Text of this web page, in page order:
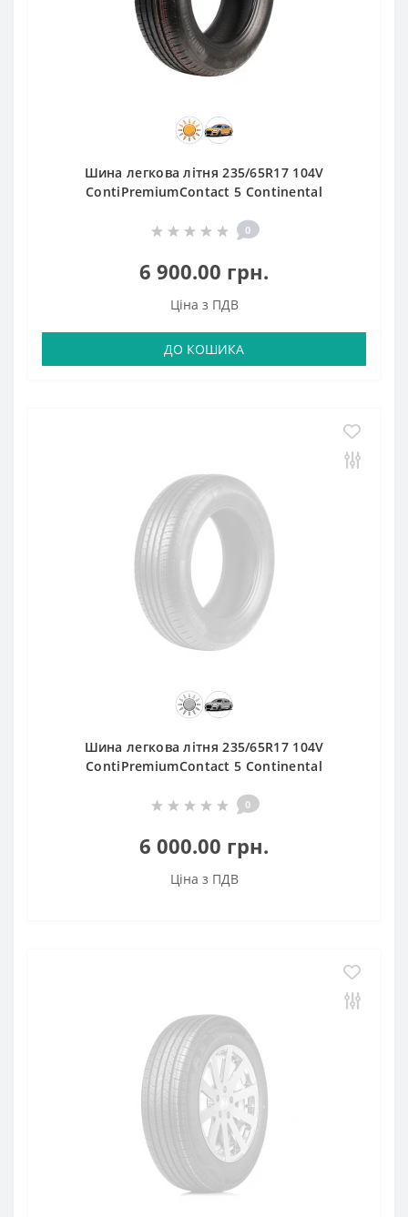
Шина легкова літня 235/65R17 104V
ContiPremiumContact 5 Continental
0
6 900.00 грн.
Ціна з ПДВ
ДО КОШИКА
Шина легкова літня 235/65R17 104V
ContiPremiumContact 5 Continental
0
6 000.00 грн.
Ціна з ПДВ